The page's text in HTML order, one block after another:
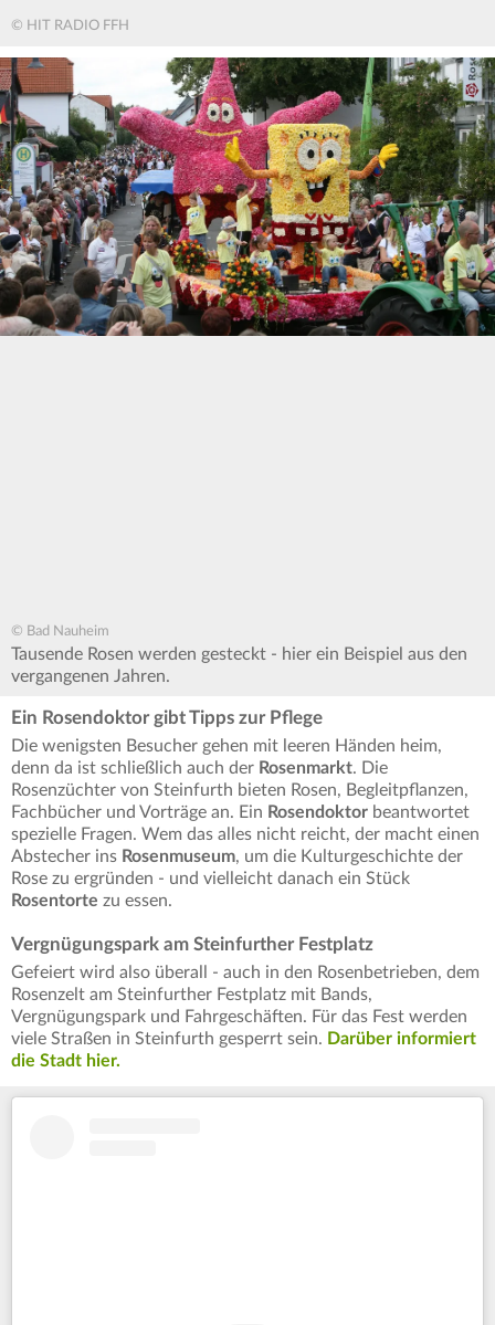
© HIT RADIO FFH
© Bad Nauheim
Tausende Rosen werden gesteckt - hier ein Beispiel aus den
vergangenen Jahren.
Ein Rosendoktor gibt Tipps zur Pflege
Die wenigsten Besucher gehen mit leeren Händen heim,
denn da ist schließlich auch der Rosenmarkt. Die
Rosenzüchter von Steinfurth bieten Rosen, Begleitpflanzen,
Fachbücher und Vorträge an. Ein Rosendoktor beantwortet
spezielle Fragen. Wem das alles nicht reicht, der macht einen
Abstecher ins Rosenmuseum, um die Kulturgeschichte der
Rose zu ergründen - und vielleicht danach ein Stück
Rosentorte zu essen.
Vergnügungspark am Steinfurther Festplatz
Gefeiert wird also überall - auch in den Rosenbetrieben, dem
Rosenzelt am Steinfurther Festplatz mit Bands,
Vergnügungspark und Fahrgeschäften. Für das Fest werden
viele Straßen in Steinfurth gesperrt sein. Darüber informiert
die Stadt hier.